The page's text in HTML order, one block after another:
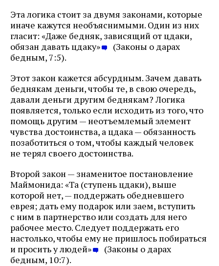
Эта логика стоит за двумя законами, которые
иначе кажутся необъяснимыми. Один из них
гласит: «Даже бедняк, зависящий от цдаки,
обязан давать цдаку»
(Законы о дарах
бедным, 7:5).
Этот закон кажется абсурдным. Зачем давать
беднякам деньги, чтобы те, в свою очередь,
давали деньги другим беднякам? Логика
появляется, только если исходить из того, что
помощь другим — неотъемлемый элемент
чувства достоинства, а цдака — обязанность
позаботиться о том, чтобы каждый человек
не терял своего достоинства.
Второй закон — знаменитое постановление
Маймонида: «Та (ступень цдаки), выше
которой нет, — поддержать обедневшего
еврея; дать ему подарок или заем, вступить
с ним в партнерство или создать для него
рабочее место. Следует поддержать его
настолько, чтобы ему не пришлось побираться
и просить у людей»
(Законы о дарах
бедным, 10:7).